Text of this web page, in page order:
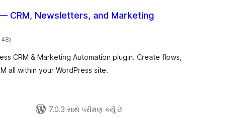
CRM, Newsletters, and Marketing
કુલ
રેટિંગ્સ
)
CRM & Marketing Automation plugin. Create flows,
all within your WordPress site.
7.0.3 સાથે પરીક્ષણ કર્યું છે